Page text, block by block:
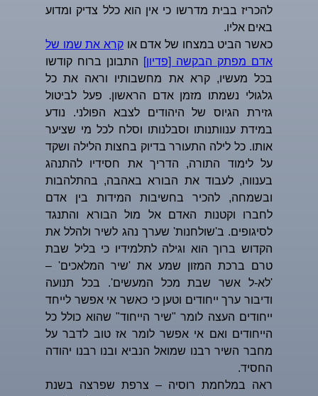
להכריז בבית מדרשו כי אין הוא כלל צדיק ומדוע
באים אליו.
כאשר הביט במצחו של אדם או קרא את שמו של
אדם מפתק הבקשה [פדיון] התבונן ברוח קודשו
בכל מעשיו, קרא את מחשבותיו וראה את כל
גלגולי נשמתו מזמן אדם הראשון. פעל לביטול
גזירת הגיוס של היהודים לצבא הפולני. נודע
במידת ענוותנותו וסבלנותו וסלח לכל מי שציער
אותו. כל לילה התעורר בדיוק בחצות הלילה ושקד
על לימוד התורה, הדריך את חסידיו להתנהג
בענווה, לעבוד את הבורא באהבה, בהתלהבות
ובשמחה, להכיר בחשיבות המידות בין אדם
לחברו וקטנות האדם אל מול הבורא והתנגד
לסיגופים. ב'שולחנות' שערך נהג לשיר ולהלל את
הקדוש ברוך הוא וגילה לתלמידיו כי בליל שבת
טרם ברכת המזון שמע את 'שיר המלאכים' –
'לא-ל אשר שבת מכל המעשים'. בכל תנועה
ודיבור ערך ייחודים וטען כי כאשר אי אפשר לייחד
ייחודים העצה לומר "שיר הייחוד" שהוא כולל כל
הייחודים ואם אי אפשר לומר אז טוב לדבר על
מחבר השיר רבנו שמואל הנביא ובנו רבנו יהודה
החסיד.
ראה במלחמת רוסיה – צרפת שפרצה בשנת